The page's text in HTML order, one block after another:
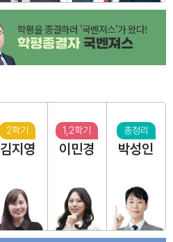
학평을 종결하러 '국벤져스'가 왔다!
학평종결자국벤져스
2학기
김지영
1,2학기
이민경
총정리
박성인